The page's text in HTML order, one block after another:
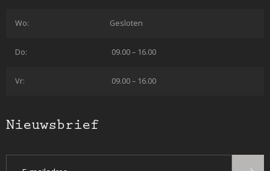
Wo: Gesloten
Do: 09.00 – 16.00
Vr: 09.00 – 16.00
Nieuwsbrief